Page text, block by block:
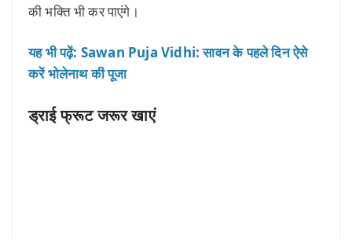
की भक्ति भी कर पाएंगे।
यह भी पढ़ें: Sawan Puja Vidhi: सावन के पहले दिन ऐसे
करें भोलेनाथ की पूजा
ड्राई फ्रूट जरूर खाएं